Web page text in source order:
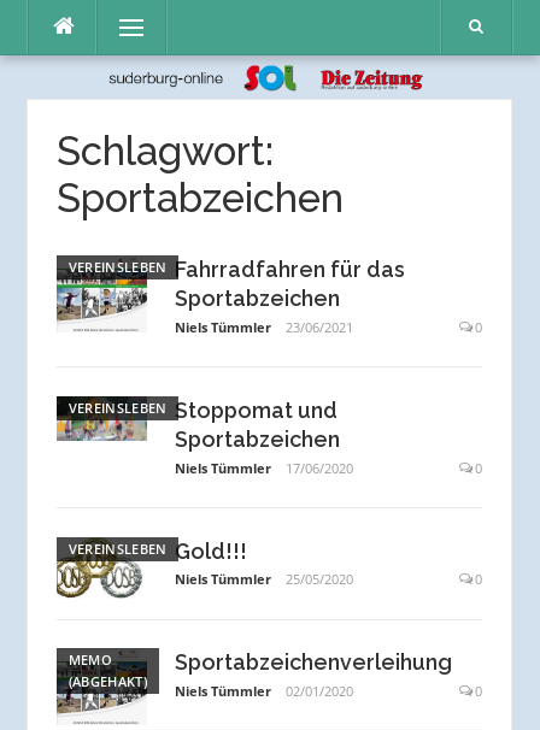
Inhalt
Menü
Schlagwort:
Sportabzeichen
VEREINSLEBEN Fahrradfahren für das
Sportabzeichen
Niels Tümmler 23/06/2021 0
VEREINSLEBEN Stoppomat und
Sportabzeichen
Niels Tümmler 17/06/2020 0
VEREINSLEBEN Gold!!!
Niels Tümmler 25/05/2020 0
MEMO
(ABGEHAKT)
Sportabzeichenverleihung
Niels Tümmler 02/01/2020 0